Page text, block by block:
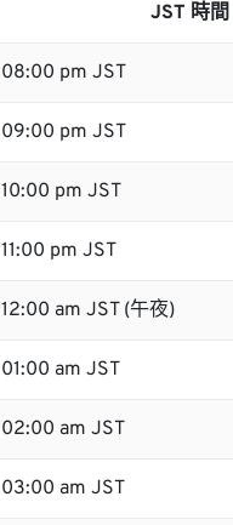
JST 時間
08:00 pm JST
09:00 pm JST
10:00 pm JST
11:00 pm JST
12:00 am JST (午夜)
01:00 am JST
02:00 am JST
03:00 am JST